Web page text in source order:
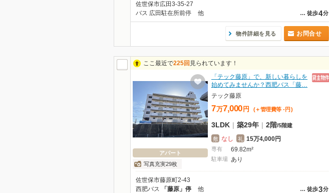
佐世保市広田3-35-27
… 徒歩4分
バス 広田駐在所前停 他
物件詳細を見る お問合せ
ここ最近で225回 見られています！
アパート
写真充実29枚
「テック藤原」で、新しい暮らしを
始めてみませんか？西肥バス「藤…
テック藤原
7万7,000 円 (＋管理費等 - 円 )
3LDK | 築29年 | 2階/5階建
敷 なし 礼 15万4,000円
専有 69.82m²
駐車場 あり
佐世保市藤原町2-43
… 徒歩3分
西肥バス 「藤原」停 他